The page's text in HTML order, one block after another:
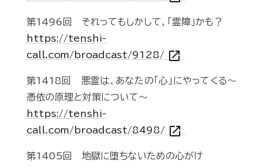
第1496回 それってもしかして、「霊障」かも？
https://tenshi-
call.com/broadcast/9128/ open_in_new
第1418回 悪霊は、あなたの「心」にやってくる〜
憑依の原理と対策について〜
https://tenshi-
call.com/broadcast/8498/ open_in_new
第1405回 地獄に堕ちないための心がけ